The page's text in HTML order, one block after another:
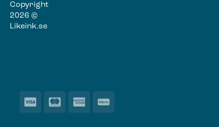
Copyright
2026 ©
Likeink.se